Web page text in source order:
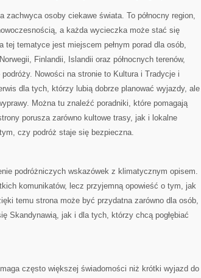
zachwyca osoby ciekawe świata. To północny region,
a każda wycieczka może stać się
tej tematyce jest miejscem pełnym porad dla osób,
Finlandii, Islandii oraz północnych terenów,
Nowości na stronie to Kultura i Tradycje i
dla tych, którzy lubią dobrze planować wyjazdy, ale
Można tu znaleźć poradniki, które pomagają
porusza zarówno kultowe trasy, jak i lokalne
czy podróż staje się bezpieczna.
podróżniczych wskazówek z klimatycznym opisem.
komunikatów, lecz przyjemną opowieść o tym, jak
temu strona może być przydatna zarówno dla osób,
Skandynawią, jak i dla tych, którzy chcą pogłębiać
często większej świadomości niż krótki wyjazd do